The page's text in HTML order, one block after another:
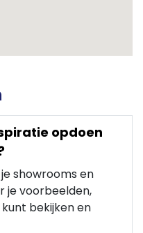
opdoen
showrooms en
je voorbeelden,
bekijken en